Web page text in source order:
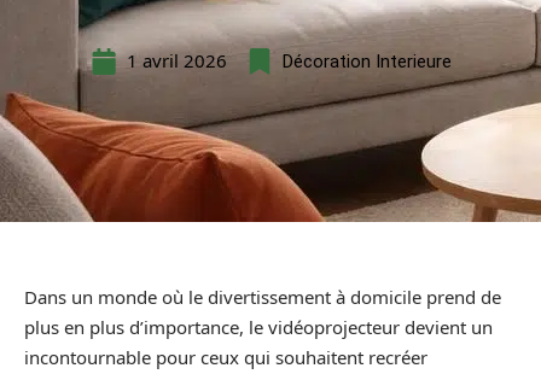
1 avril 2026 Décoration Interieure
Dans un monde où le divertissement à domicile prend de
plus en plus d’importance, le vidéoprojecteur devient un
incontournable pour ceux qui souhaitent recréer